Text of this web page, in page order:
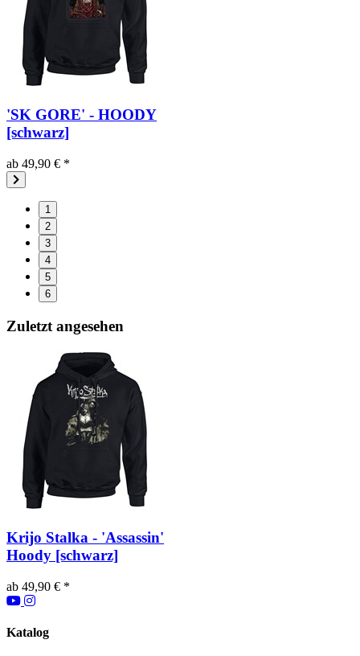
'SK GORE' - HOODY
[schwarz]
ab 49,90 € *
1
2
3
4
5
6
Zuletzt angesehen
Krijo Stalka - 'Assassin'
Hoody [schwarz]
ab 49,90 € *
Katalog